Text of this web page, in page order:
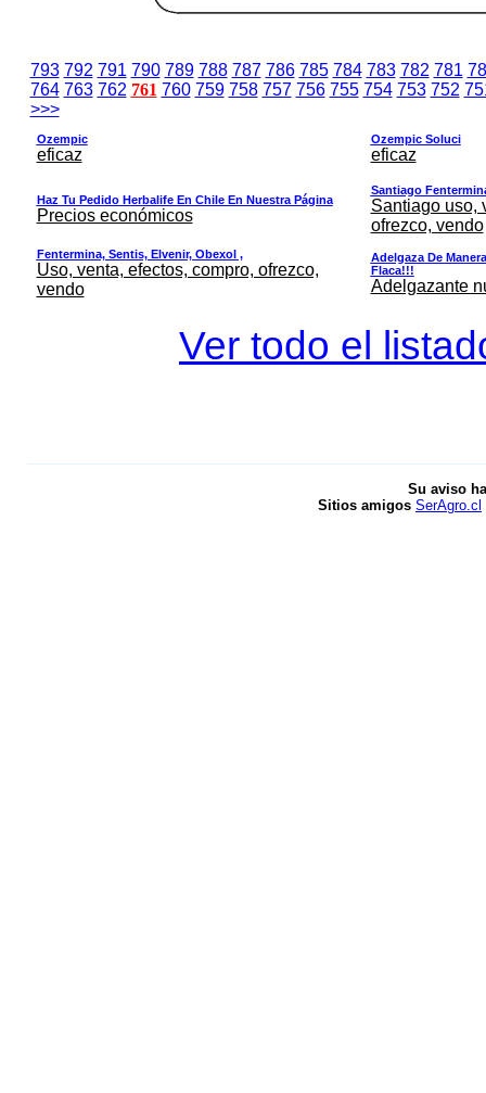
793 792 791 790 789 788 787 786 785 784 783 782 781
764 763 762 761 760 759 758 757 756 755 754 753 752
>>>
Ozempic
eficaz
Ozempic Soluci
eficaz
Haz Tu Pedido Herbalife En Chile En Nuestra Página
Precios económicos
Santiago
Santiago uso,
ofrezco, vendo
Fentermina, Sentis, Elvenir, Obexol ,
Uso, venta, efectos, compro, ofrezco,
vendo
Adelgaza De
Flaca!!!
Adelgazante
Ver todo el
Su aviso
Sitios amigos SerAgro.cl